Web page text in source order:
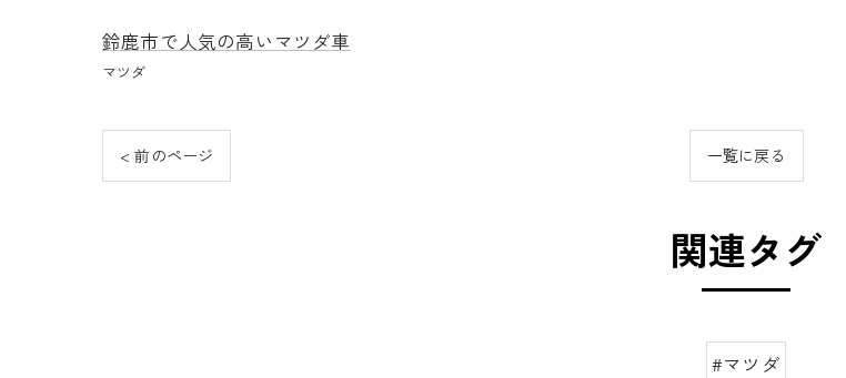
鈴鹿市で人気の高いマツダ車
マツダ
< 前のページ 一覧に戻る
関連タグ
#マツダ